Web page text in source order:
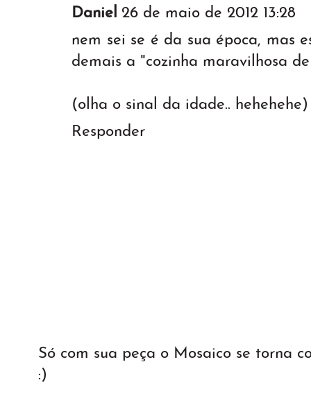
Daniel 26 de maio de 2012 13:28
nem sei se é da sua época, mas
demais a "cozinha maravilhosa
(olha o sinal da idade.. hehehehe)
Responder
Só com sua peça o Mosaico se torna
:)